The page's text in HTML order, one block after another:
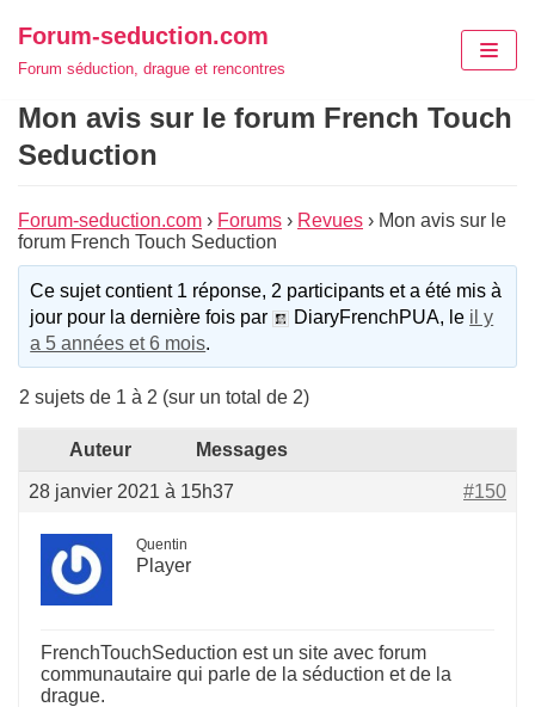
Aller
au
Forum-seduction.com
Forum séduction, drague et rencontres
Mon avis sur le forum French Touch
Seduction
Forum-seduction.com › Forums › Revues › Mon avis sur le
forum French Touch Seduction
Ce sujet contient 1 réponse, 2 participants et a été mis à
jour pour la dernière fois par
DiaryFrenchPUA, le il y
a 5 années et 6 mois.
2 sujets de 1 à 2 (sur un total de 2)
Auteur Messages
28 janvier 2021 à 15h37 #150
Quentin
Player
FrenchTouchSeduction est un site avec forum
communautaire qui parle de la séduction et de la
drague.